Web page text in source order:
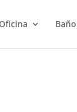
Oficina Baño